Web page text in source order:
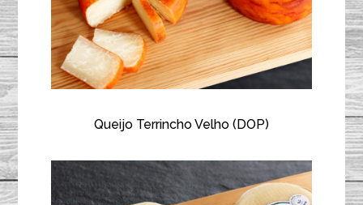
Queijo Terrincho Velho (DOP)